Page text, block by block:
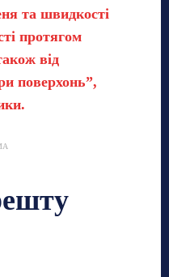
та швидкості
протягом
від
поверхонь”,